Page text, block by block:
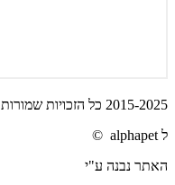
2015-2025 כל הזכויות שמורות
ל alphapet ©
האתר נבנה ע"י